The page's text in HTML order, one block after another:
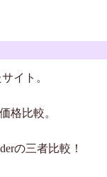
イト。
格比較。
の三者比較！